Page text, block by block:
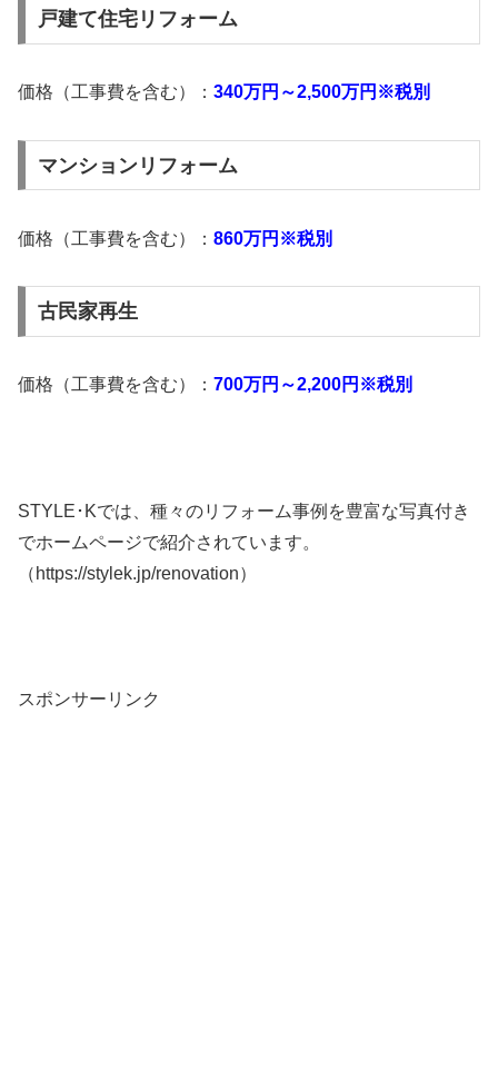
戸建て住宅リフォーム
価格（工事費を含む）： 340万円～2,500万円※税別
マンションリフォーム
価格（工事費を含む）： 860万円※税別
古民家再生
価格（工事費を含む）： 700万円～2,200円※税別
STYLE･Kでは、種々のリフォーム事例を豊富な写真付き
でホームページで紹介されています。
（https://stylek.jp/renovation）
スポンサーリンク